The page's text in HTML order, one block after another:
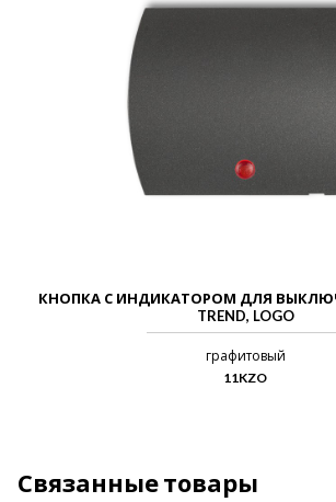
КНОПКА С ИНДИКАТОРОМ ДЛЯ
TREND, LOGO
графитовый
11KZO
Связанные товары